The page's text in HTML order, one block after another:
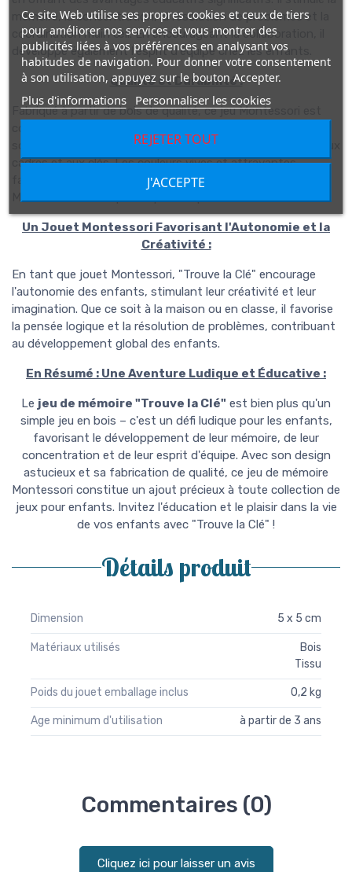
Ce site Web utilise ses propres cookies et ceux de tiers
pour améliorer nos services et vous montrer des
publicités liées à vos préférences en analysant vos
habitudes de navigation. Pour donner votre consentement
à son utilisation, appuyez sur le bouton Accepter.
Plus d'informations Personnaliser les cookies
REJETER TOUT
J'ACCEPTE
mémoire, la concentration, la résolution de problèmes et la
coordination main œil. En encourageant la collaboration, il
développe également l'esprit d'équipe chez les enfants.
Qualité et Durabilité :
Fabriqué à partir de bois de qualité, ce jeu Montessori est
sont soigneusement taillées pour s'ajuster parfaitement aux
cadres et aux clés. Les couleurs vives et attrayantes
facilitent la distinction des éléments, rendant ce jeu
Montessori encore plus captivant pour les enfants.
Un Jouet Montessori Favorisant l'Autonomie et la
Créativité :
En tant que jouet Montessori, "Trouve la Clé" encourage
l'autonomie des enfants, stimulant leur créativité et leur
imagination. Que ce soit à la maison ou en classe, il favorise
la pensée logique et la résolution de problèmes, contribuant
au développement global des enfants.
En Résumé : Une Aventure Ludique et Éducative :
Le jeu de mémoire "Trouve la Clé" est bien plus qu'un
simple jeu en bois – c'est un défi ludique pour les enfants,
favorisant le développement de leur mémoire, de leur
concentration et de leur esprit d'équipe. Avec son design
astucieux et sa fabrication de qualité, ce jeu de mémoire
Montessori constitue un ajout précieux à toute collection de
jeux pour enfants. Invitez l'éducation et le plaisir dans la vie
de vos enfants avec "Trouve la Clé" !
Détails produit
Dimension 5 x 5 cm
Matériaux utilisés
Bois
Tissu
Poids du jouet emballage inclus 0,2 kg
Age minimum d'utilisation à partir de 3 ans
Commentaires (0)
Cliquez ici pour laisser un avis